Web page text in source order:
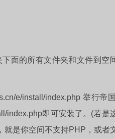
面的所有文件夹和文件到空
e/install/index.php 举行帝
index.php即可安装了。(若是
就是你空间不支持PHP，或者